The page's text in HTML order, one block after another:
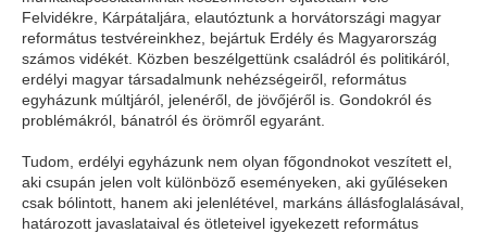
Felvidékre, Kárpátaljára, elautóztunk a horvátországi magyar
református testvéreinkhez, bejártuk Erdély és Magyarország
számos vidékét. Közben beszélgettünk családról és politikáról,
erdélyi magyar társadalmunk nehézségeiről, református
egyházunk múltjáról, jelenéről, de jövőjéről is. Gondokról és
problémákról, bánatról és örömről egyaránt.
Tudom, erdélyi egyházunk nem olyan főgondnokot veszített el,
aki csupán jelen volt különböző eseményeken, aki gyűléseken
csak bólintott, hanem aki jelenlétével, markáns állásfoglalásával,
határozott javaslataival és ötleteivel igyekezett református